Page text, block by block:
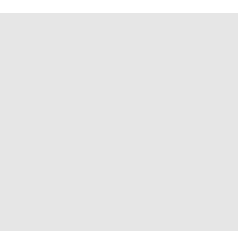
2026-08-07 09:35:02